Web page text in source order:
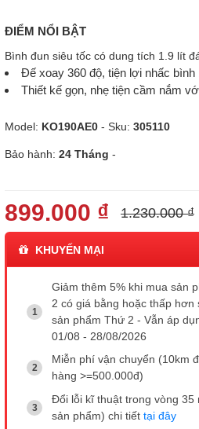
ĐIỂM NỔI BẬT
Bình đun siêu tốc có dung tích 1.9 lít
Đế xoay 360 độ, tiện lợi nhấc bình
Thiết kế gọn, nhẹ tiện cầm nắm
Model: KO190AE0 - Sku: 305110
Bảo hành: 24 Tháng -
899.000 ₫ 1.230.000 ₫
KHUYẾN MẠI
Giảm thêm 5% khi mua sản
2 có giá bằng hoặc thấp
sản phẩm Thứ 2 - Vẫn áp
01/08 - 28/08/2026
Miễn phí vận chuyển (10km
hàng >=500.000đ)
Đổi lỗi kĩ thuật trong vòng 35
sản phẩm) chi tiết tại đây